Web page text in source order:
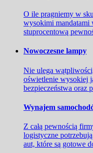
O ile pragniemy w
wysokimi mandatami
stuprocentową
Nowoczesne lampy
Nie ulega
oświetlenie wysokiej
bezpieczeństwa
Wynajem
Z całą pewnością
logistyczne
aut, które są gotowe